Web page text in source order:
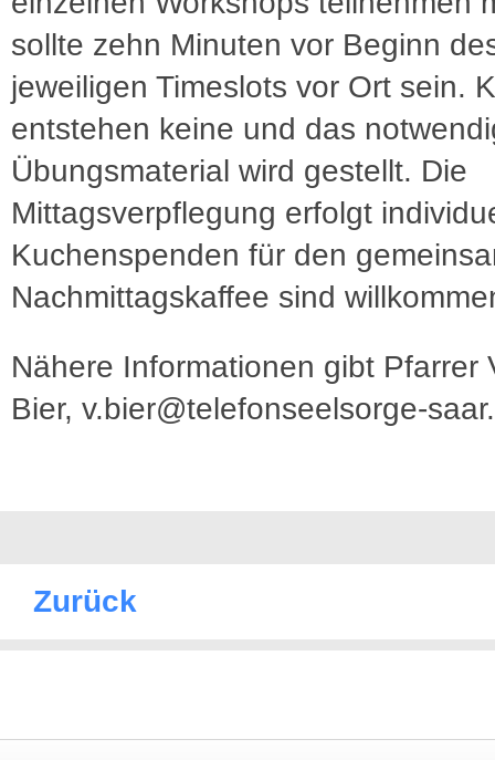
sollte zehn Minuten vor Beginn
jeweiligen Timeslots vor Ort sein.
entstehen keine und das
Übungsmaterial wird gestellt. Die
Mittagsverpflegung erfolgt
Kuchenspenden für den
Nachmittagskaffee sind
Nähere Informationen gibt Pfarrer
Bier, v.bier@telefonseelsorge-
Zurück